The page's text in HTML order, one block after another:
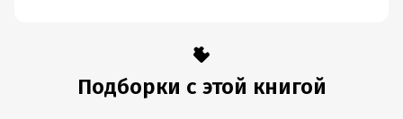
Подборки с этой книгой